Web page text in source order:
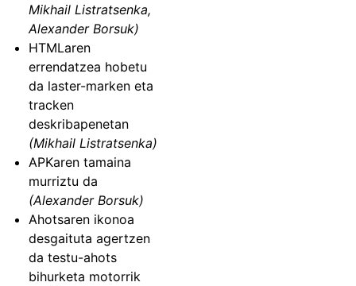
Mikhail Listratsenka,
Alexander Borsuk)
HTMLaren
errendatzea hobetu
da laster-marken eta
tracken
deskribapenetan
(Mikhail Listratsenka)
APKaren tamaina
murriztu da
(Alexander Borsuk)
Ahotsaren ikonoa
desgaituta agertzen
da testu-ahots
bihurketa motorrik